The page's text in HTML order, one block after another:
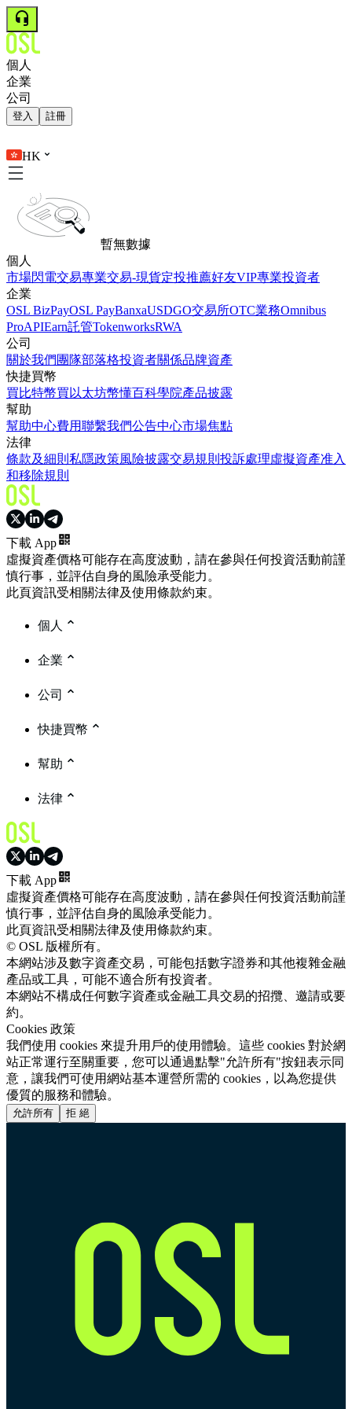
個人
企業
公司
登入 註冊
HK
暫無數據
個人
市場閃電交易專業交易-現貨定投推薦好友VIP專業投資者
企業
OSL BizPayOSL PayBanxaUSDGO交易所OTC業務Omnibus
ProAPIEarn託管TokenworksRWA
公司
關於我們 團隊部落格投資者關係品牌資產
快捷買幣
買比特幣買以太坊幣懂百科學院產品披露
幫助
幫助中心費用聯繫我們公告中心市場焦點
法律
條款及細則 私隱政策風險披露交易規則 投訴處理虛擬資產准入
和移除規則
下載 App
虛擬資產價格可能存在高度波動，請在參與任何投資活動前謹
慎行事，並評估自身的風險承受能力。
此頁資訊受相關法律及使用條款約束。
個人
企業
公司
快捷買幣
幫助
法律
下載 App
虛擬資產價格可能存在高度波動，請在參與任何投資活動前謹
慎行事，並評估自身的風險承受能力。
此頁資訊受相關法律及使用條款約束。
© OSL 版權所有。
本網站涉及數字資產交易，可能包括數字證券和其他複雜金融
產品或工具，可能不適合所有投資者。
本網站不構成任何數字資產或金融工具交易的招攬、邀請或要
約。
Cookies 政策
我們使用 cookies 來提升用戶的使用體驗。這些 cookies 對於網
站正常運行至關重要，您可以通過點擊"允許所有"按鈕表示同
意，讓我們可使用網站基本運營所需的 cookies，以為您提供
優質的服務和體驗。
允許所有 拒 絕